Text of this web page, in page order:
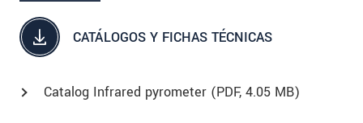
CATÁLOGOS Y FICHAS TÉCNICAS
Catalog Infrared pyrometer (PDF, 4.05 MB)